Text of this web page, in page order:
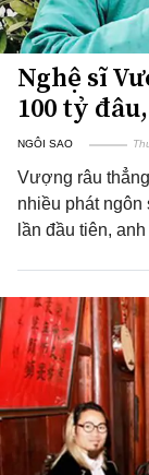
Nghệ sĩ
100 tỷ
NGÔI SAO
Vượng râu
nhiều phát
lần đầu tiên,